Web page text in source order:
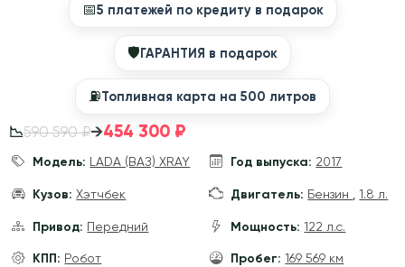
📅5 платежей по кредиту в подарок
🛡ГАРАНТИЯ в подарок
⛽️Топливная карта на 500 литров
📉590 590 ₽→454 300 ₽
Модель: LADA (ВАЗ) XRAY Год выпуска: 2017
Кузов: Хэтчбек Двигатель: Бензин ,1.8 л.
Привод: Передний Мощность: 122 л.с.
КПП: Робот Пробег: 169 569 км